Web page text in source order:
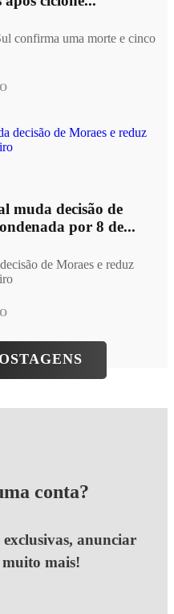
confirma uma morte e cinco
muda decisão de
por 8 de...
de Moraes e reduz
conta?
anunciar
muito mais!